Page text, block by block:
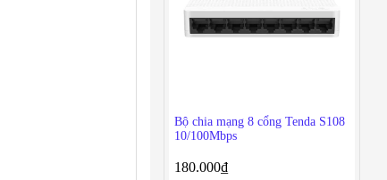
Bộ chia mạng 8 cổng Tenda S108
10/100Mbps
180.000₫